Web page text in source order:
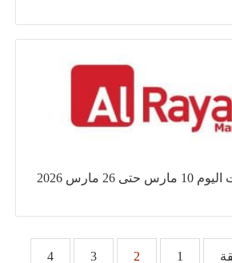
عروض الراية ماركت اليوم 10 مارس حتى 26 مارس 2026
1
2
3
4